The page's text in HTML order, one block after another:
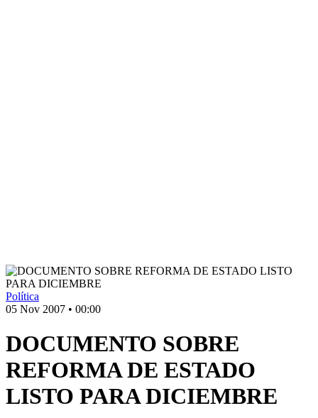
Política
05 Nov 2007 • 00:00
DOCUMENTO SOBRE
REFORMA DE ESTADO
LISTO PARA DICIEMBRE